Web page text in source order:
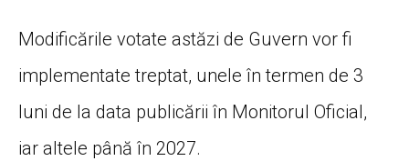
Modificările votate astăzi de Guvern vor fi
implementate treptat, unele în termen de 3
luni de la data publicării în Monitorul Oficial,
iar altele până în 2027.